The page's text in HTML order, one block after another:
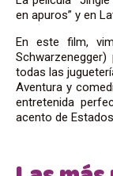
en apuros” y en
En este film,
todas las
Aventura y
entretenida
acento de